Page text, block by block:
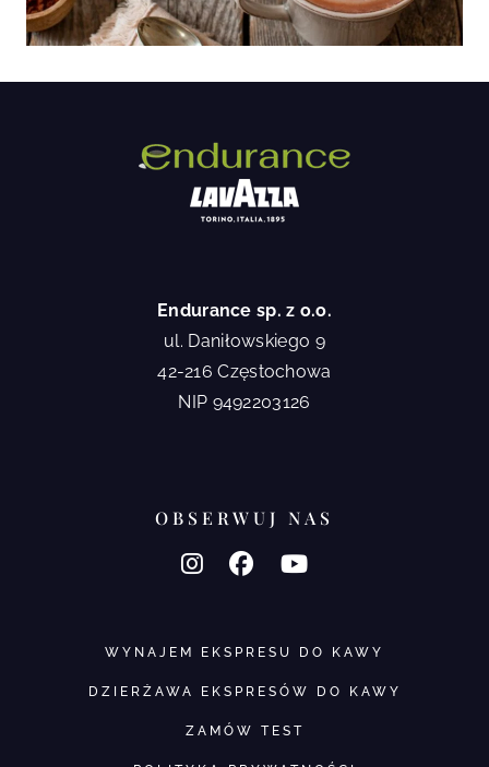
Endurance sp. z o.o.
ul. Daniłowskiego 9
42-216 Częstochowa
NIP 9492203126
OBSERWUJ NAS
WYNAJEM EKSPRESU DO KAWY
DZIERŻAWA EKSPRESÓW DO KAWY
ZAMÓW TEST